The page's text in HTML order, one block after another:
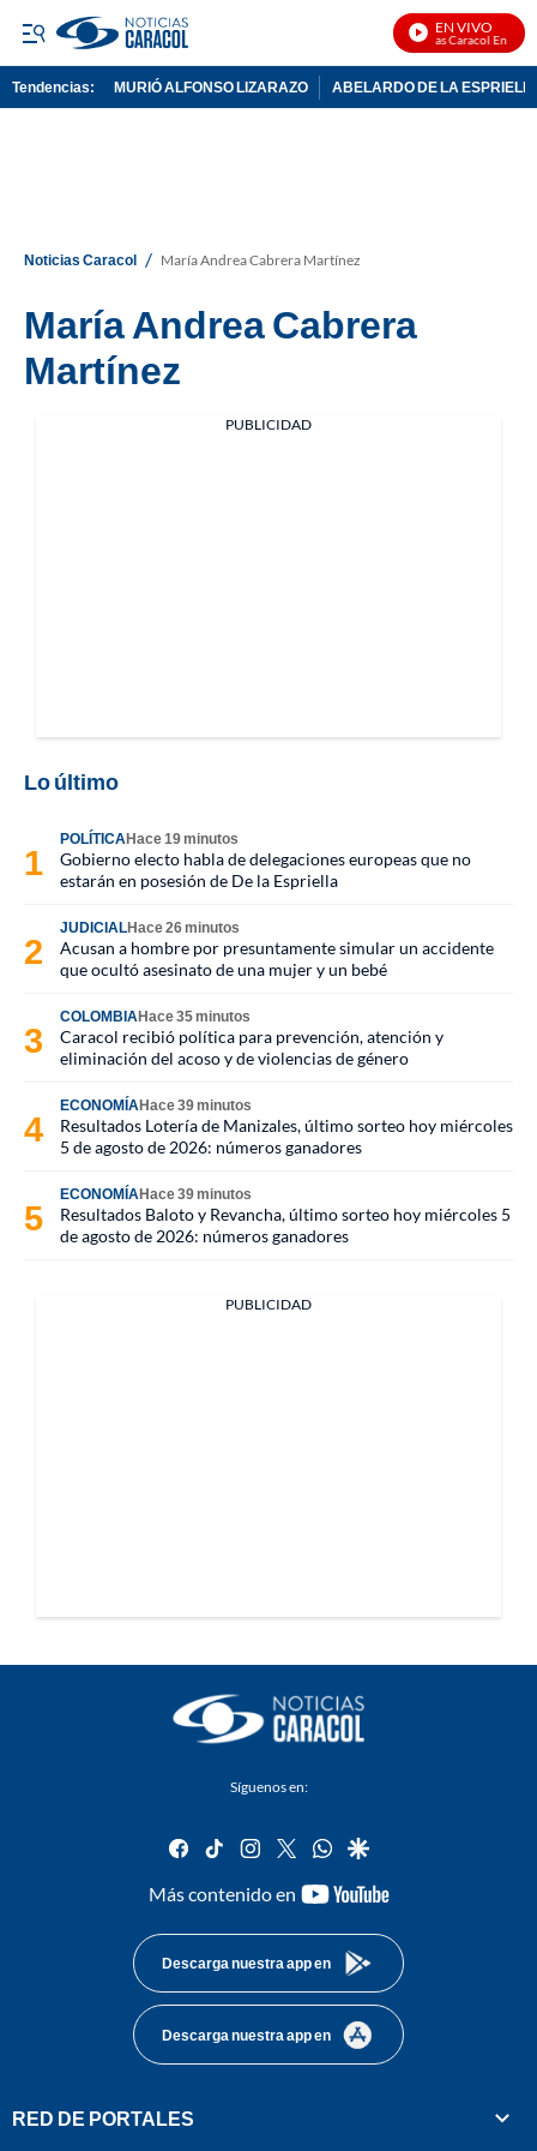
EN VIVO
Noticias Caracol En Vivo
Tendencias: MURIÓ ALFONSO LIZARAZO ABELARDO DE LA
Noticias Caracol / María Andrea Cabrera Martínez
María Andrea Cabrera
Martínez
PUBLICIDAD
Lo último
POLÍTICAHace 19 minutos
Gobierno electo habla de delegaciones europeas que no
estarán en posesión de De la Espriella
JUDICIALHace 26 minutos
Acusan a hombre por presuntamente simular un accidente
que ocultó asesinato de una mujer y un bebé
COLOMBIAHace 35 minutos
Caracol recibió política para prevención, atención y
eliminación del acoso y de violencias de género
ECONOMÍAHace 39 minutos
Resultados Lotería de Manizales, último sorteo hoy miércoles
5 de agosto de 2026: números ganadores
ECONOMÍAHace 39 minutos
Resultados Baloto y Revancha, último sorteo hoy miércoles 5
de agosto de 2026: números ganadores
PUBLICIDAD
Síguenos en:
facebook
tiktok instagram
twitterwhatsapp
google
Más contenido en
youtube-
Descarga nuestra app en
Descarga nuestra app en
RED DE PORTALES